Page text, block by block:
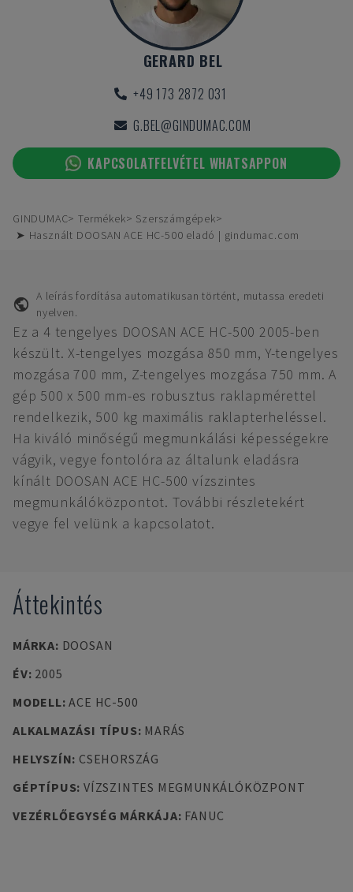
GERARD BEL
+49 173 2872 031
G.BEL@GINDUMAC.COM
KAPCSOLATFELVÉTEL WHATSAPPON
GINDUMAC Termékek
Szerszámgépek
➤ Használt DOOSAN ACE HC-500 eladó | gindumac.com
A leírás fordítása automatikusan történt, mutassa eredeti
nyelven.
Ez a 4 tengelyes DOOSAN ACE HC-500 2005-ben
készült. X-tengelyes mozgása 850 mm, Y-tengelyes
mozgása 700 mm, Z-tengelyes mozgása 750 mm. A
gép 500 x 500 mm-es robusztus raklapmérettel
rendelkezik, 500 kg maximális raklapterheléssel.
Ha kiváló minőségű megmunkálási képességekre
vágyik, vegye fontolóra az általunk eladásra
kínált DOOSAN ACE HC-500 vízszintes
megmunkálóközpontot. További részletekért
vegye fel velünk a kapcsolatot.
Áttekintés
MÁRKA: DOOSAN
ÉV: 2005
MODELL:ACE HC-500
ALKALMAZÁSI TÍPUS: MARÁS
HELYSZÍN: CSEHORSZÁG
GÉPTÍPUS: VÍZSZINTES MEGMUNKÁLÓKÖZPONT
VEZÉRLŐEGYSÉG MÁRKÁJA: FANUC